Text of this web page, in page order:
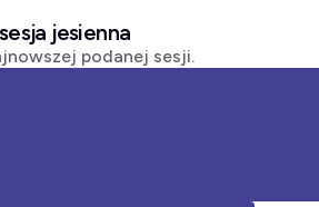
jesienna
podanej sesji.